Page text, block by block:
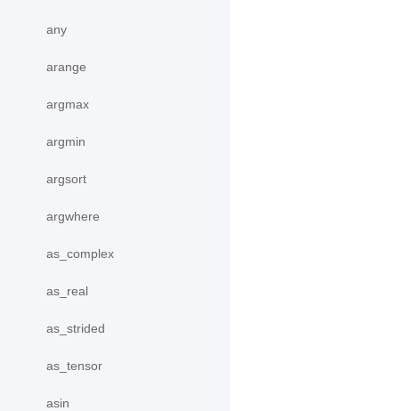
any
arange
argmax
argmin
argsort
argwhere
as_complex
as_real
as_strided
as_tensor
asin